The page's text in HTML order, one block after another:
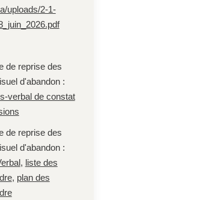
uploads/2-1-
de reprise des
d'abandon :
verbal de constat
de reprise des
d'abandon :
, liste des
, plan des